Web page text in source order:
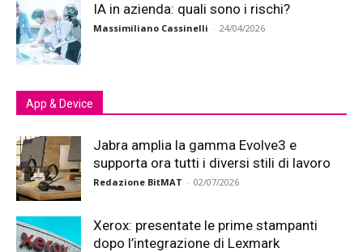
IA in azienda: quali sono i rischi?
Massimiliano Cassinelli - 24/04/2026
App & Device
Jabra amplia la gamma Evolve3 e
supporta ora tutti i diversi stili di lavoro
Redazione BitMAT - 02/07/2026
Xerox: presentate le prime stampanti
dopo l’integrazione di Lexmark